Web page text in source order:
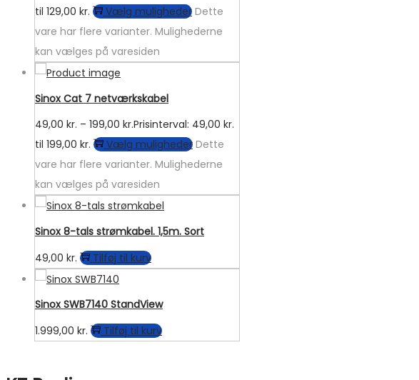
til 129,00 kr.
Vælg muligheder Dette
vare har flere varianter. Mulighederne
kan vælges på varesiden
Sinox Cat 7 netværkskabel
49,00 kr. – 199,00 kr.Prisinterval: 49,00 kr.
til 199,00 kr.
Vælg muligheder Dette
vare har flere varianter. Mulighederne
kan vælges på varesiden
Sinox 8-tals strømkabel. 1,5m. Sort
49,00 kr. Tilføj til kurv
Sinox SWB7140 StandView
1.999,00 kr. Tilføj til kurv